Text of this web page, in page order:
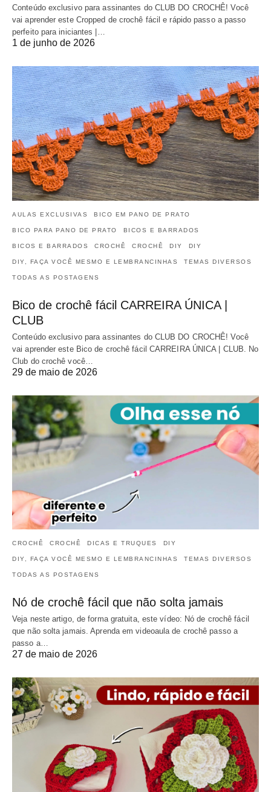
Conteúdo exclusivo para assinantes do CLUB DO CROCHÊ! Você
vai aprender este Cropped de crochê fácil e rápido passo a passo
perfeito para iniciantes |…
1 de junho de 2026
AULAS EXCLUSIVAS BICO EM PANO DE PRATO
BICO PARA PANO DE PRATO BICOS E BARRADOS
BICOS E BARRADOS CROCHÊ CROCHÊ DIY DIY
DIY, FAÇA VOCÊ MESMO E LEMBRANCINHAS TEMAS DIVERSOS
TODAS AS POSTAGENS
Bico de crochê fácil CARREIRA ÚNICA |
CLUB
Conteúdo exclusivo para assinantes do CLUB DO CROCHÊ! Você
vai aprender este Bico de crochê fácil CARREIRA ÚNICA | CLUB. No
Club do crochê você…
29 de maio de 2026
CROCHÊ CROCHÊ DICAS E TRUQUES DIY
DIY, FAÇA VOCÊ MESMO E LEMBRANCINHAS TEMAS DIVERSOS
TODAS AS POSTAGENS
Nó de crochê fácil que não solta jamais
Veja neste artigo, de forma gratuita, este vídeo: Nó de crochê fácil
que não solta jamais. Aprenda em videoaula de crochê passo a
passo a…
27 de maio de 2026